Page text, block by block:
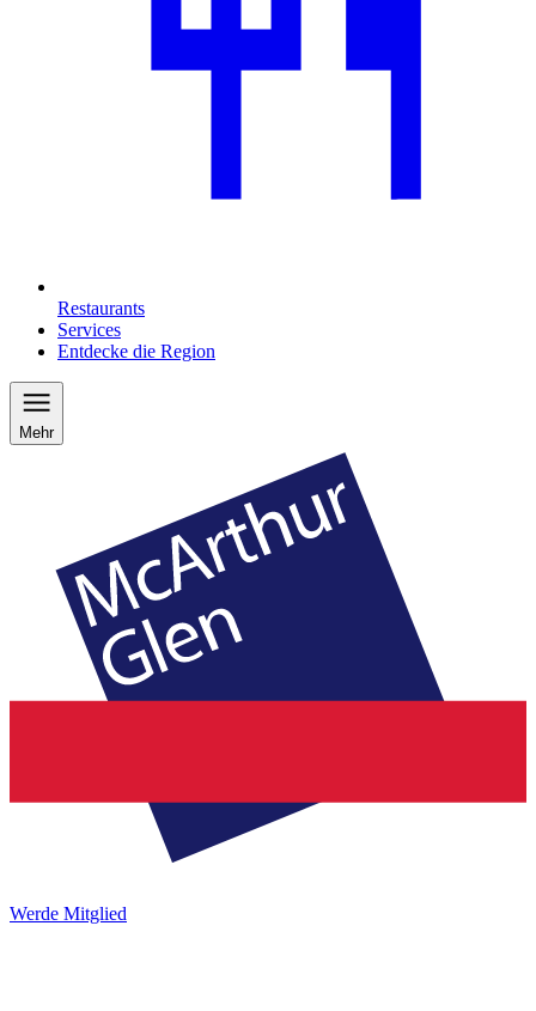
Restaurants
Services
Entdecke die Region
Mehr
Werde Mitglied